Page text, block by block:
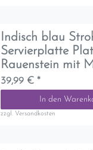
Indisch blau
Servierplatte
Rauenstein mit
39,99 € *
In den
zzgl. Versandkosten